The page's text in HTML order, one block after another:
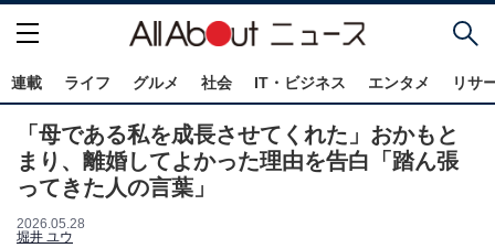
連載 ライフ グルメ 社会 IT・ビジネス エンタメ リサ
「母である私を成長させてくれた」おかもと
まり、離婚してよかった理由を告白「踏ん張
ってきた人の言葉」
2026.05.28
堀井 ユウ